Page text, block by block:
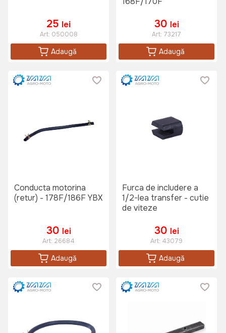
25 lei
Art: 050008
Adaugă
30 lei
Art: 73217
Adaugă
Conducta motorina
(retur) - 178F/186F YBX
30 lei
Art: 26684
Adaugă
Furca de includere a
1/2-lea transfer - cutie
de viteze
30 lei
Art: 43079
Adaugă